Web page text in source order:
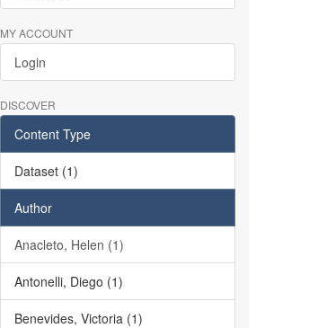
MY ACCOUNT
Login
DISCOVER
Content Type
Dataset (1)
Author
Anacleto, Helen (1)
Antonelli, Diego (1)
Benevides, Victoria (1)